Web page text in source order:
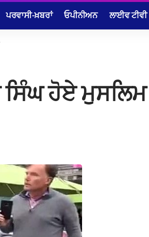
ਪਰਵਾਸੀ-ਖ਼ਬਰਾਂ ਓਪੀਨੀਅਨ ਲਾਈਵ ਟੀਵੀ
ਹੋਏ ਮੁਸਲਿਮ